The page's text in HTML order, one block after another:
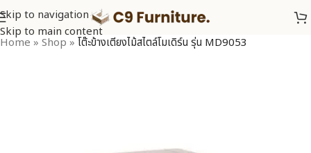
Skip to navigation
Skip to main content
Home » Shop » โต๊ะข้างเตียงไม้สไตล์โมเดิร์น รุ่น MD9053